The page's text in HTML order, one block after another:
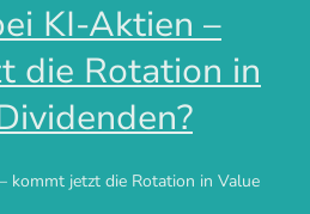
KI-Aktien –
die Rotation in
kommt jetzt die Rotation in Value